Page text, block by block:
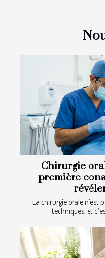
Chirurgie
première
La chirurgie orale n’est
techniques, et